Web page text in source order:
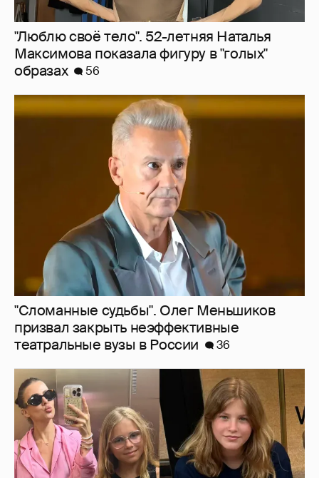
"Сломанные судьбы". Олег Меньшиков
призвал закрыть неэффективные
театральные вузы в России
Внучки Светланы и Фёдора Бондарчук
отдыхают в Испании с матерью и братьями
30